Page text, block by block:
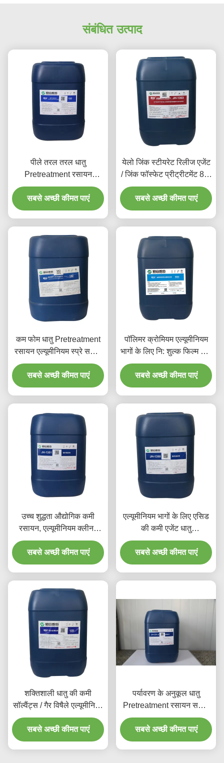
संबंधित उत्पाद
पीले तरल तरल धातु
Pretreatment रसायन
एल्यूमीनियम सफाई एजेंट
सबसे अच्छी कीमत पाएं
येलो जिंक स्टीयरेट रिलीज एजेंट
/ जिंक फॉस्फेट प्रीट्रीटमेंट 80-
120
सबसे अच्छी कीमत पाएं
कम फोम धातु Pretreatment
रसायन एल्यूमीनियम स्प्रे सफाई
एजेंट
सबसे अच्छी कीमत पाएं
पॉलिमर क्रोमियम एल्यूमीनियम
भागों के लिए नि: शुल्क फिल्म धातु
Pretreatment रसायन एजेंट
सबसे अच्छी कीमत पाएं
उच्च शुद्धता औद्योगिक कमी
रसायन, एल्यूमीनियम क्लीनर
एसिड
सबसे अच्छी कीमत पाएं
एल्यूमीनियम भागों के लिए एसिड
की कमी एजेंट धातु
Pretreatment रसायन
सबसे अच्छी कीमत पाएं
शक्तिशाली धातु की कमी
सॉल्वैंट्स / गैर विषैले एल्यूमीनियम
सफाई समाधान
सबसे अच्छी कीमत पाएं
पर्यावरण के अनुकूल धातु
Pretreatment रसायन सफाई
एजेंट
सबसे अच्छी कीमत पाएं